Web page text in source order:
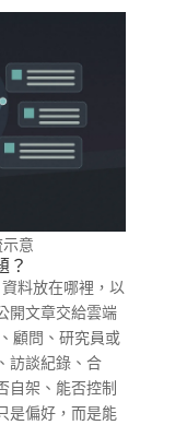
意
？
料放在哪裡，以
開文章交給雲端
顧問、研究員或
訪談紀錄、合
自架、能否控制
是偏好，而是能